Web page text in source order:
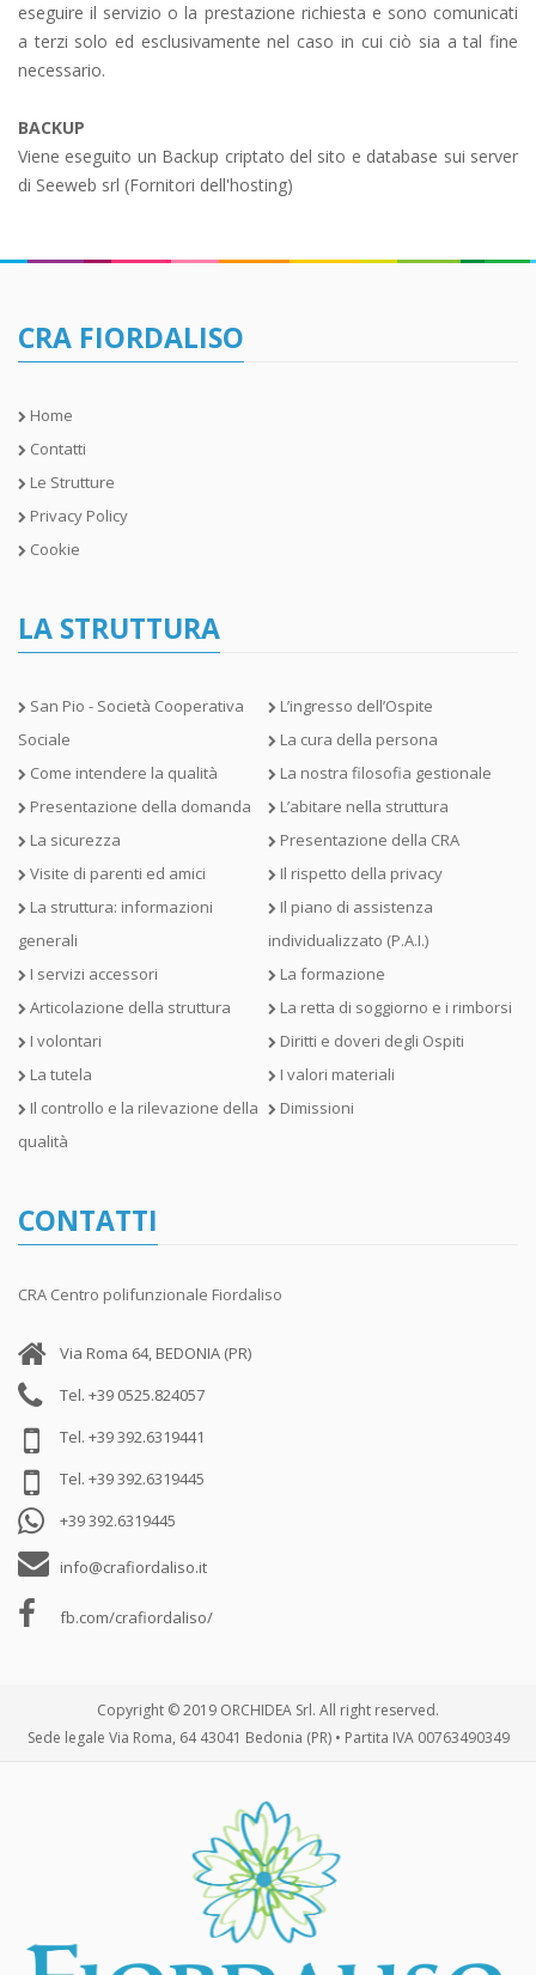
eseguire il servizio o la prestazione richiesta e sono comunicati
a terzi solo ed esclusivamente nel caso in cui ciò sia a tal fine
necessario.
BACKUP
Viene eseguito un Backup criptato del sito e database sui server
di Seeweb srl (Fornitori dell'hosting)
CRA FIORDALISO
Home
Contatti
Le Strutture
Privacy Policy
Cookie
LA STRUTTURA
San Pio - Società Cooperativa
Sociale
L’ingresso dell’Ospite
La cura della persona
Come intendere la qualità
La nostra filosofia gestionale
Presentazione della domanda
L’abitare nella struttura
La sicurezza
Presentazione della CRA
Visite di parenti ed amici
Il rispetto della privacy
La struttura: informazioni
generali
Il piano di assistenza
individualizzato (P.A.I.)
I servizi accessori
La formazione
Articolazione della struttura
La retta di soggiorno e i rimborsi
I volontari
Diritti e doveri degli Ospiti
La tutela
I valori materiali
Il controllo e la rilevazione della
qualità
Dimissioni
CONTATTI
CRA Centro polifunzionale Fiordaliso
Via Roma 64, BEDONIA (PR)
Tel. +39 0525.824057
Tel. +39 392.6319441
Tel. +39 392.6319445
+39 392.6319445
info@crafiordaliso.it
fb.com/crafiordaliso/
Copyright © 2019 ORCHIDEA Srl. All right reserved.
Sede legale Via Roma, 64 43041 Bedonia (PR) • Partita IVA 00763490349